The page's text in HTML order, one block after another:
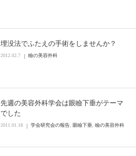
埋没法でふたえの手術をしませんか？
2012.02.7 瞼の美容外科
先週の美容外科学会は眼瞼下垂がテーマ
でした
2011.01.18 学会研究会の報告 眼瞼下垂 瞼の美容外科